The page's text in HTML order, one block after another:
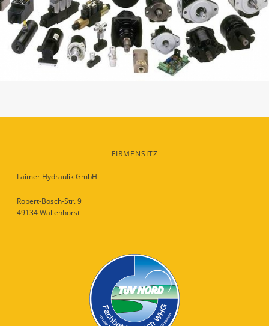
FIRMENSITZ
Laimer Hydraulik GmbH
Robert-Bosch-Str. 9
49134 Wallenhorst